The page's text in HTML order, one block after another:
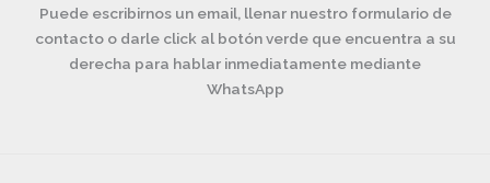
Puede escribirnos un email, llenar nuestro formulario de
contacto o darle click al botón verde que encuentra a su
derecha para hablar inmediatamente mediante
WhatsApp